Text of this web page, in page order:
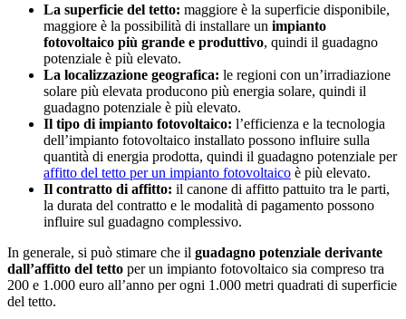
La superficie del tetto: maggiore è la superficie disponibile,
maggiore è la possibilità di installare un impianto
fotovoltaico più grande e produttivo, quindi il guadagno
potenziale è più elevato.
La localizzazione geografica: le regioni con un’irradiazione
solare più elevata producono più energia solare, quindi il
guadagno potenziale è più elevato.
Il tipo di impianto fotovoltaico: l’efficienza e la tecnologia
dell’impianto fotovoltaico installato possono influire sulla
quantità di energia prodotta, quindi il guadagno potenziale per
affitto del tetto per un impianto fotovoltaico è più elevato.
Il contratto di affitto: il canone di affitto pattuito tra le parti,
la durata del contratto e le modalità di pagamento possono
influire sul guadagno complessivo.
In generale, si può stimare che il guadagno potenziale derivante
dall’affitto del tetto per un impianto fotovoltaico sia compreso tra
200 e 1.000 euro all’anno per ogni 1.000 metri quadrati di superficie
del tetto.